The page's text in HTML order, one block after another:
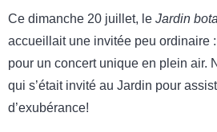
Ce dimanche 20 juillet, le Jardin
accueillait une invitée peu ordinaire :
pour un concert unique en plein air.
qui s’était invité au Jardin pour
d’exubérance!